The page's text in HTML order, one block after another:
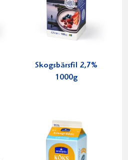
Skogsbärsfil 2,7%
1000g